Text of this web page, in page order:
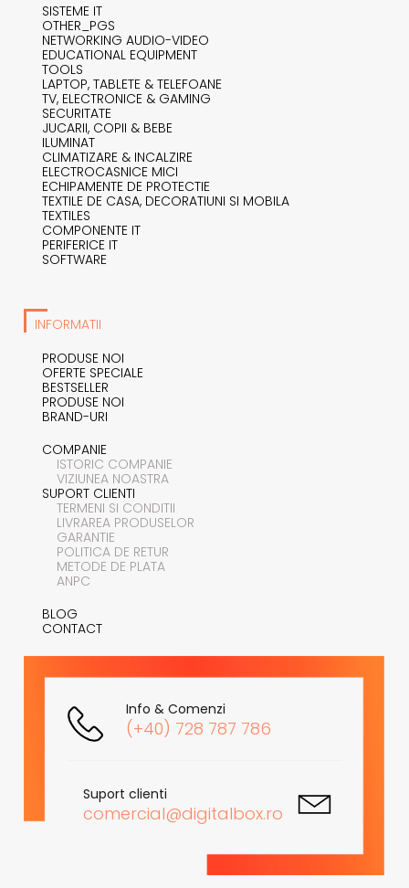
SISTEME IT
OTHER_PGS
NETWORKING AUDIO-VIDEO
EDUCATIONAL EQUIPMENT
TOOLS
LAPTOP, TABLETE & TELEFOANE
TV, ELECTRONICE & GAMING
SECURITATE
JUCARII, COPII & BEBE
ILUMINAT
CLIMATIZARE & INCALZIRE
ELECTROCASNICE MICI
ECHIPAMENTE DE PROTECTIE
TEXTILE DE CASA, DECORATIUNI SI MOBILA
TEXTILES
COMPONENTE IT
PERIFERICE IT
SOFTWARE
INFORMATII
PRODUSE NOI
OFERTE SPECIALE
BESTSELLER
PRODUSE NOI
BRAND-URI
COMPANIE
ISTORIC COMPANIE
VIZIUNEA NOASTRA
SUPORT CLIENTI
TERMENI SI CONDITII
LIVRAREA PRODUSELOR
GARANTIE
POLITICA DE RETUR
METODE DE PLATA
ANPC
BLOG
CONTACT
Info & Comenzi
(+40) 728 787 786
Suport clienti
comercial@digitalbox.ro